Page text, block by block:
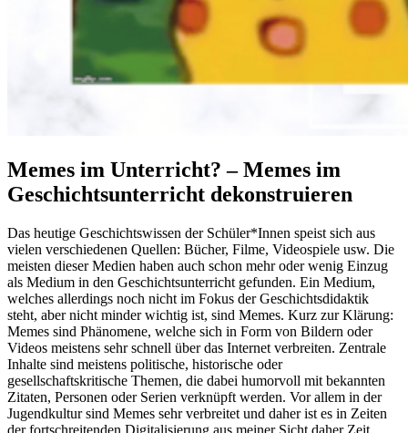
Memes im Unterricht? – Memes im
Geschichtsunterricht dekonstruieren
Das heutige Geschichtswissen der Schüler*Innen speist sich aus
vielen verschiedenen Quellen: Bücher, Filme, Videospiele usw. Die
meisten dieser Medien haben auch schon mehr oder wenig Einzug
als Medium in den Geschichtsunterricht gefunden. Ein Medium,
welches allerdings noch nicht im Fokus der Geschichtsdidaktik
steht, aber nicht minder wichtig ist, sind Memes. Kurz zur Klärung:
Memes sind Phänomene, welche sich in Form von Bildern oder
Videos meistens sehr schnell über das Internet verbreiten. Zentrale
Inhalte sind meistens politische, historische oder
gesellschaftskritische Themen, die dabei humorvoll mit bekannten
Zitaten, Personen oder Serien verknüpft werden. Vor allem in der
Jugendkultur sind Memes sehr verbreitet und daher ist es in Zeiten
der fortschreitenden Digitalisierung aus meiner Sicht daher Zeit,